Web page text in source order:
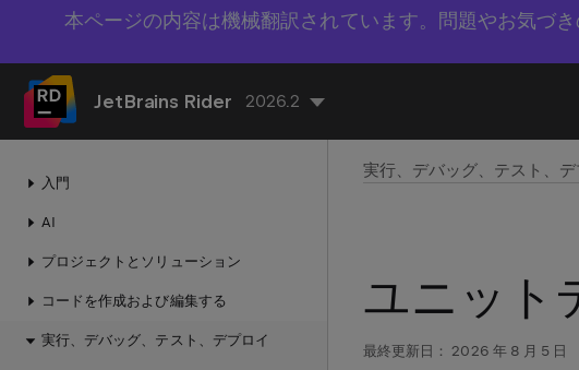
本ページの内容は機械翻訳されています。問題やお気づ
JetBrains Rider 2026.2
入門
AI
プロジェクトとソリューション
コードを作成および編集する
実行、デバッグ、テスト、デプロイ
実行、デバッグ、テスト、デ
ユニット
最終更新日： 2026 年 8 月 5 日